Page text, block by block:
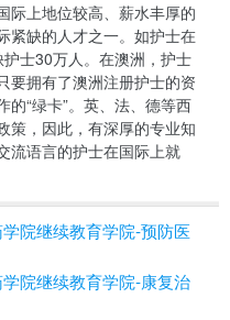
际上地位较高、薪水丰厚的
紧缺的人才之一。如护士在
士30万人。在澳洲，护士
要拥有了澳洲注册护士的资
“绿卡”。英、法、德等西
策，因此，有深厚的专业知
流语言的护士在国际上就
院继续教育学院-预防医
院继续教育学院-康复治